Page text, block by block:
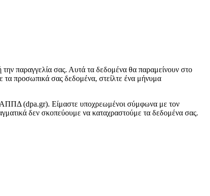
παραγγελία σας. Αυτά τα δεδομένα θα παραμείνουν στο
προσωπικά σας δεδομένα, στείλτε ένα μήνυμα
ΑΠΠΔ (dpa.gr). Είμαστε υποχρεωμένοι σύμφωνα με τον
δεν σκοπεύουμε να καταχραστούμε τα δεδομένα σας.